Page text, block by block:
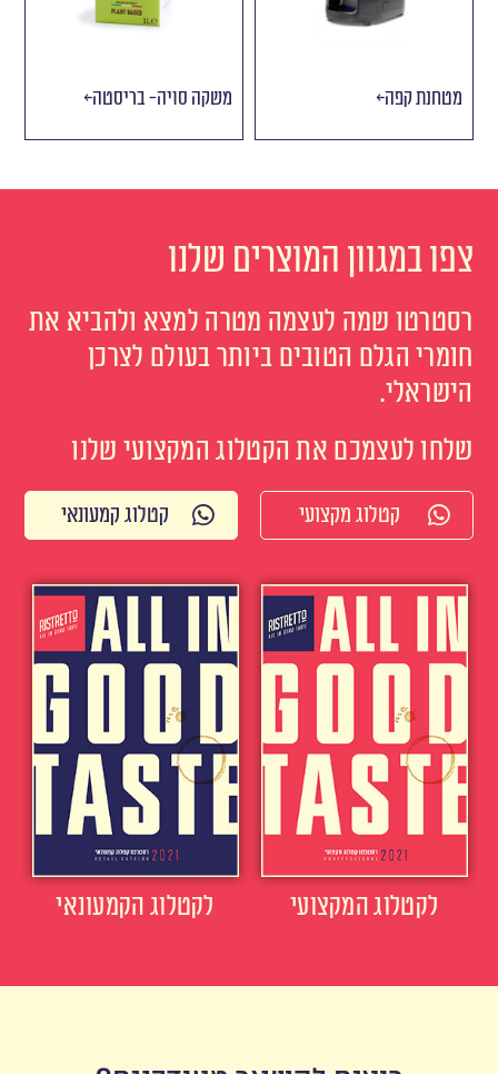
משקה סויה- בריסטה מטחנת קפה
צפו במגוון המוצרים שלנו
רסטרטו שמה לעצמה מטרה למצא ולהביא את
חומרי הגלם הטובים ביותר בעולם לצרכן
הישראלי.
שלחו לעצמכם את הקטלוג המקצועי שלנו
קטלוג מקצועי קטלוג קמעונאי
לקטלוג הקמעונאי לקטלוג המקצועי